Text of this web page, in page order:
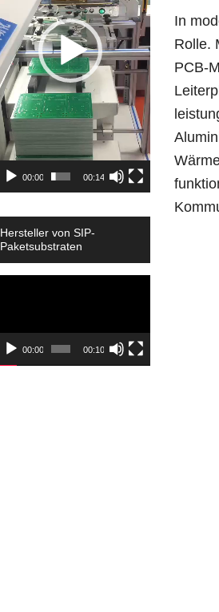
In
Rolle.
PCB-
00:00 00:14
Hersteller von SIP-
Paketsubstraten
00:00 00:10